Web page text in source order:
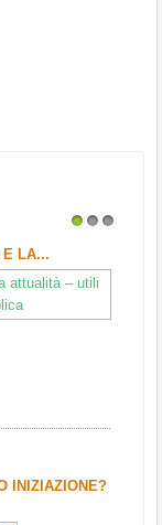
E LA...
INIZIAZIONE?